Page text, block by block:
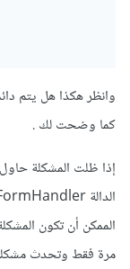
كما وضحت لك .
مرة فقط وتحدث